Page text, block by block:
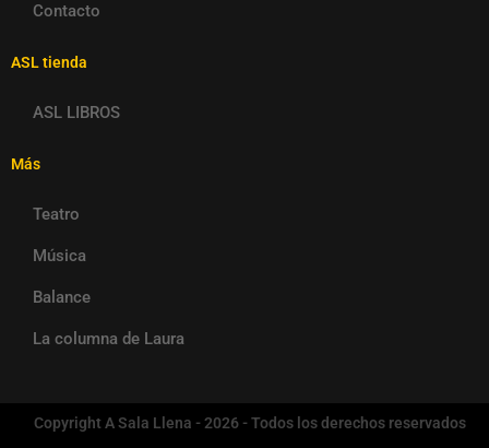
Contacto
ASL tienda
ASL LIBROS
Más
Teatro
Música
Balance
La columna de Laura
Copyright A Sala Llena - 2026 - Todos los derechos reservados